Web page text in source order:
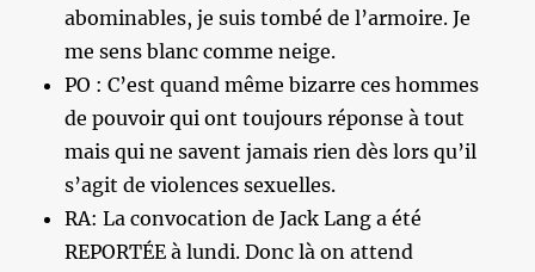
abominables, je suis tombé de l’armoire. Je
me sens blanc comme neige.
PO : C’est quand même bizarre ces hommes
de pouvoir qui ont toujours réponse à tout
mais qui ne savent jamais rien dès lors qu’il
s’agit de violences sexuelles.
RA: La convocation de Jack Lang a été
REPORTÉE à lundi. Donc là on attend